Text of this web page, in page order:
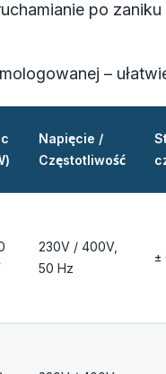
po
–
Napięcie /
Częstotliwość
230V / 400V,
50 Hz
±